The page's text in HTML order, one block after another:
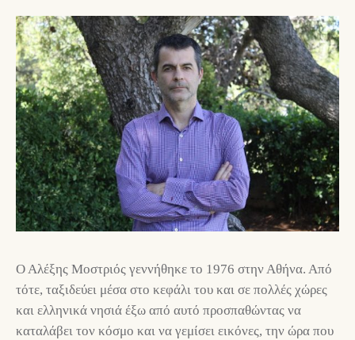
Ο Αλέξης Μοστριός γεννήθηκε το 1976 στην Αθήνα. Από
τότε, ταξιδεύει μέσα στο κεφάλι του και σε πολλές χώρες
και ελληνικά νησιά έξω από αυτό προσπαθώντας να
καταλάβει τον κόσμο και να γεμίσει εικόνες, την ώρα που